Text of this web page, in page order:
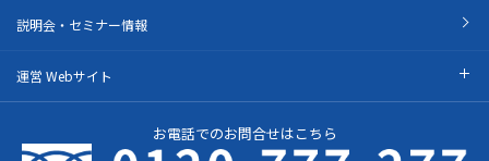
説明会・セミナー情報
運営 Webサイト
お電話でのお問合せはこちら